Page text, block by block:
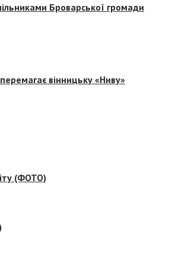
Броварської громади
вінницьку «Ниву»
(ФОТО)